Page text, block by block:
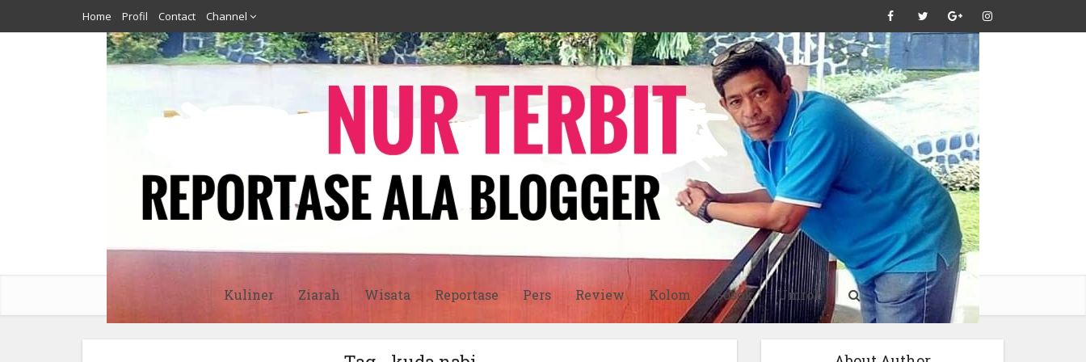
Home Profil Contact Channel
Kuliner Ziarah Wisata Reportase Pers Review Kolom Sosok Umroh